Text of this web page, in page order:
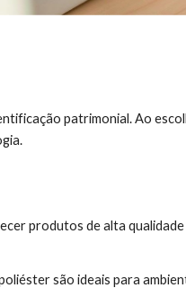
patrimonial. Ao
produtos de alta
são ideais para